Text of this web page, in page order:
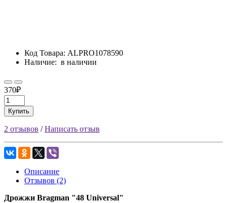
Код Товара: ALPRO1078590
Наличие: в наличии
370₽
Купить
2 отзывов /Написать отзыв
Описание
Отзывов (2)
Дрожжи Bragman "48 Universal"